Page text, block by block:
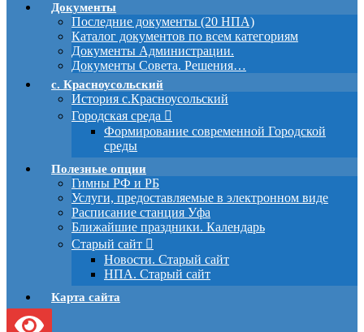
Документы
Последние документы (20 НПА)
Каталог документов по всем категориям
Документы Администрации.
Документы Совета. Решения…
с. Красноусольский
История с.Красноусольский
Городская среда
Формирование современной Городской
среды
Полезные опции
Гимны РФ и РБ
Услуги, предоставляемые в электронном виде
Расписание станция Уфа
Ближайшие праздники. Календарь
Старый сайт
Новости. Старый сайт
НПА. Старый сайт
Карта сайта